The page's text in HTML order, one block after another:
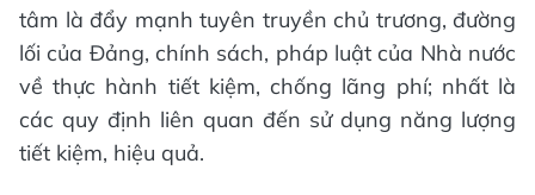
tâm là đẩy mạnh tuyên truyền chủ trương, đường
lối của Đảng, chính sách, pháp luật của Nhà nước
về thực hành tiết kiệm, chống lãng phí; nhất là
các quy định liên quan đến sử dụng năng lượng
tiết kiệm, hiệu quả.